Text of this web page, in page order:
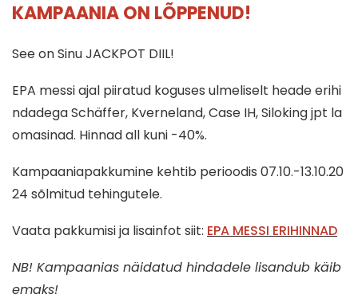
KAMPAANIA ON LÕPPENUD!
See on Sinu JACKPOT DIIL!
EPA messi ajal piiratud koguses ulmeliselt heade erihi
ndadega Schäffer, Kverneland, Case IH, Siloking jpt la
omasinad. Hinnad all kuni -40%.
Kampaaniapakkumine kehtib perioodis 07.10.-13.10.20
24 sõlmitud tehingutele.
Vaata pakkumisi ja lisainfot siit: EPA MESSI ERIHINNAD
NB! Kampaanias näidatud hindadele lisandub käib
emaks!